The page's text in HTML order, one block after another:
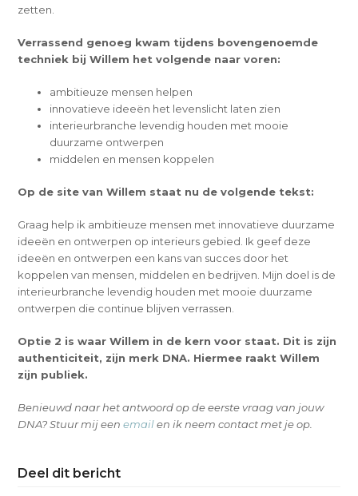
zetten.
Verrassend genoeg kwam tijdens bovengenoemde
techniek bij Willem het volgende naar voren:
ambitieuze mensen helpen
innovatieve ideeën het levenslicht laten zien
interieurbranche levendig houden met mooie
duurzame ontwerpen
middelen en mensen koppelen
Op de site van Willem staat nu de volgende tekst:
Graag help ik ambitieuze mensen met innovatieve duurzame
ideeën en ontwerpen op interieurs gebied. Ik geef deze
ideeën en ontwerpen een kans van succes door het
koppelen van mensen, middelen en bedrijven. Mijn doel is de
interieurbranche levendig houden met mooie duurzame
ontwerpen die continue blijven verrassen.
Optie 2 is waar Willem in de kern voor staat. Dit is zijn
authenticiteit, zijn merk DNA. Hiermee raakt Willem
zijn publiek.
Benieuwd naar het antwoord op de eerste vraag van jouw
DNA? Stuur mij eenemailen ik neem contact met je op.
Deel dit bericht